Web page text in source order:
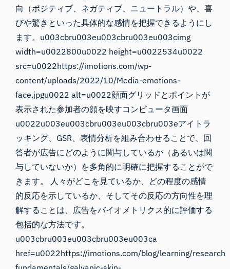
向（ポジティブ、ネガティブ、ニュートラル）や、喜
びや驚きといった具体的な感情を把握できるようにし
ます。u003cbru003eu003cbru003eu003cimg
width=u0022800u0022 height=u0022534u0022
src=u0022https://imotions.com/wp-
content/uploads/2022/10/Media-emotions-
face.jpgu0022 alt=u0022顔面グリッドとポイントが
表示された参加者の顔を映すコンピュータ画面
u0022u003eu003cbru003eu003cbru003eアイトラ
ッキング、GSR、表情分析を組み合わせることで、回
答者が広告にどのように関与しているか（あるいは関
与していないか）を多角的に明確に把握することがで
きます。 人々がどこを見ているか、どの程度の感情
的反応を示しているか、そしてその反応の方向性を理
解することは、広告をバイオメトリクス的に評価する
包括的な方法です。
u003cbru003eu003cbru003eu003ca
href=u0022https://imotions.com/blog/learning/research-